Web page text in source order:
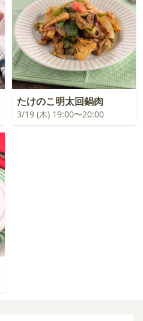
たけのこ明太回鍋肉
3/19 (木) 19:00〜20:00